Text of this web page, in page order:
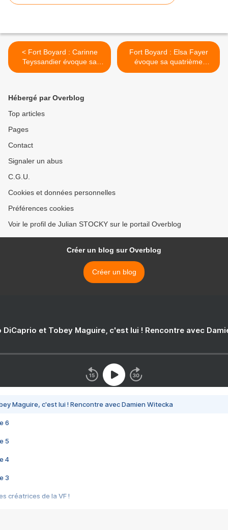
< Fort Boyard : Carinne
Teyssandier évoque sa
nouvelle participation à
Fort Boyard : Elsa Fayer
évoque sa quatrième
participation au programme
Hébergé par Overblog
Top articles
Pages
Contact
Signaler un abus
C.G.U.
Cookies et données personnelles
Préférences cookies
Voir le profil de Julian STOCKY sur le portail Overblog
Créer un blog sur Overblog
Créer un blog
DiCaprio et Tobey Maguire, c'est lui ! Rencontre avec
Maguire, c'est lui ! Rencontre avec Damien Witecka
6
5
4
3
créatrices de la VF !